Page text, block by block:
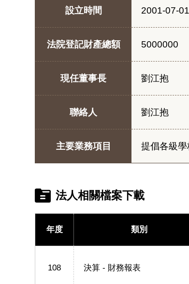
設立時間 2001-07-01
法院登記財產總額 5000000
現任董事長 劉江抱
聯絡人 劉江抱
主要業務項目 提倡各級
法人相關檔案下載
年度 類別
108 決算 - 財務報表